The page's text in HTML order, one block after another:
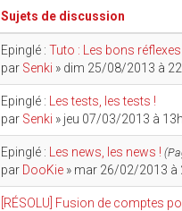
Sujets de discussion
Epinglé : Tuto : Les bons
par Senki » dim 25/08/2013 à
Epinglé :
Les tests, les tests !
par Senki » jeu 07/03/2013 à
Epinglé : Les news, les news !
par DooKie » mar 26/02/2013 à
[RÉSOLU] Fusion de comptes